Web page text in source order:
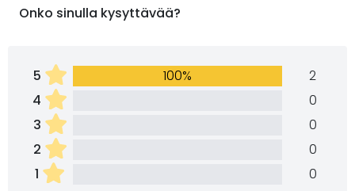
Onko sinulla kysyttävää?
5 100%
2
4
0
3
0
2
0
1
0